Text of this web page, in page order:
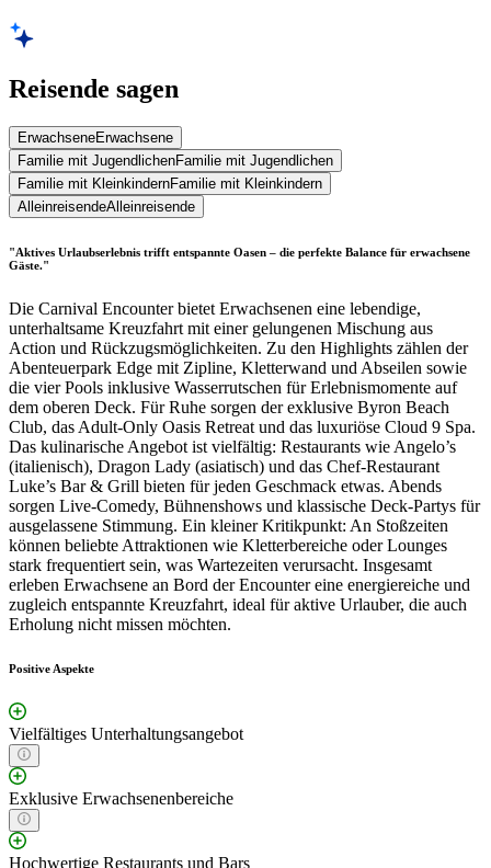
Reisende sagen
ErwachseneErwachsene
Familie mit JugendlichenFamilie mit Jugendlichen
Familie mit KleinkindernFamilie mit Kleinkindern
AlleinreisendeAlleinreisende
"Aktives Urlaubserlebnis trifft entspannte Oasen – die perfekte Balance für erwachsene
Gäste."
Die Carnival Encounter bietet Erwachsenen eine lebendige,
unterhaltsame Kreuzfahrt mit einer gelungenen Mischung aus
Action und Rückzugsmöglichkeiten. Zu den Highlights zählen der
Abenteuerpark Edge mit Zipline, Kletterwand und Abseilen sowie
die vier Pools inklusive Wasserrutschen für Erlebnismomente auf
dem oberen Deck. Für Ruhe sorgen der exklusive Byron Beach
Club, das Adult-Only Oasis Retreat und das luxuriöse Cloud 9 Spa.
Das kulinarische Angebot ist vielfältig: Restaurants wie Angelo’s
(italienisch), Dragon Lady (asiatisch) und das Chef-Restaurant
Luke’s Bar & Grill bieten für jeden Geschmack etwas. Abends
sorgen Live-Comedy, Bühnenshows und klassische Deck-Partys für
ausgelassene Stimmung. Ein kleiner Kritikpunkt: An Stoßzeiten
können beliebte Attraktionen wie Kletterbereiche oder Lounges
stark frequentiert sein, was Wartezeiten verursacht. Insgesamt
erleben Erwachsene an Bord der Encounter eine energiereiche und
zugleich entspannte Kreuzfahrt, ideal für aktive Urlauber, die auch
Erholung nicht missen möchten.
Positive Aspekte
Vielfältiges Unterhaltungsangebot
Exklusive Erwachsenenbereiche
Hochwertige Restaurants und Bars